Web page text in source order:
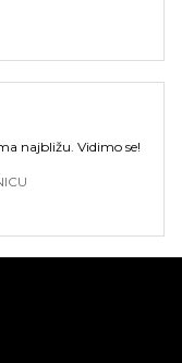
najbližu. Vidimo se!